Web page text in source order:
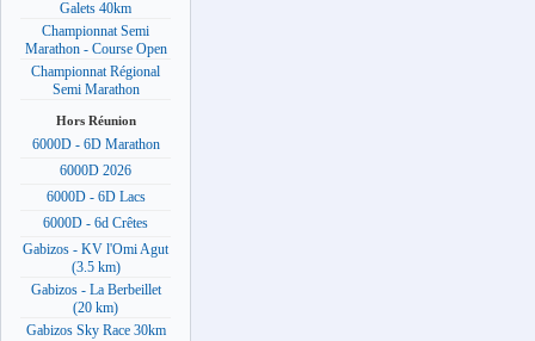
Galets 40km
Championnat Semi
Marathon - Course Open
Championnat Régional
Semi Marathon
Hors Réunion
6000D - 6D Marathon
6000D 2026
6000D - 6D Lacs
6000D - 6d Crêtes
Gabizos - KV l'Omi Agut
(3.5 km)
Gabizos - La Berbeillet
(20 km)
Gabizos Sky Race 30km